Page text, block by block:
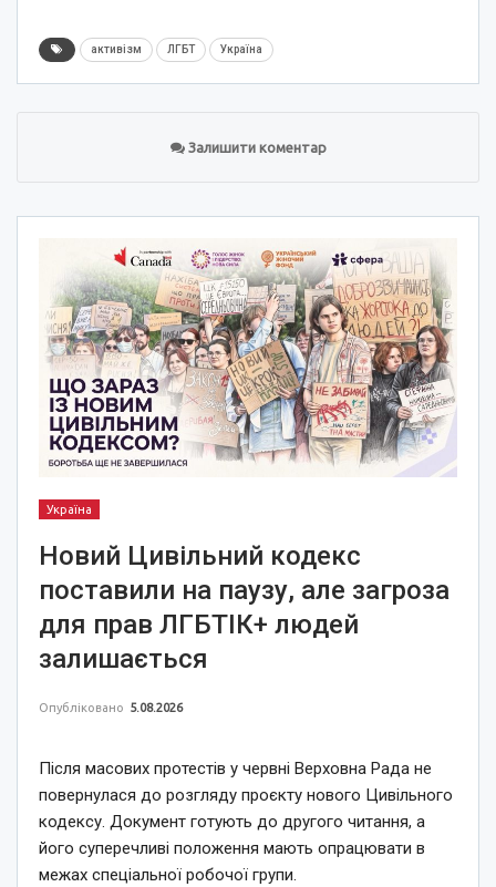
активізм ЛГБТ Україна
Залишити коментар
Україна
Новий Цивільний кодекс
поставили на паузу, але загроза
для прав ЛГБТІК+ людей
залишається
Опубліковано 5.08.2026
Після масових протестів у червні Верховна Рада не
повернулася до розгляду проєкту нового Цивільного
кодексу. Документ готують до другого читання, а
його суперечливі положення мають опрацювати в
межах спеціальної робочої групи.